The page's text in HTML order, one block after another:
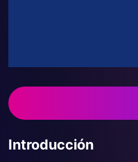
Introducción